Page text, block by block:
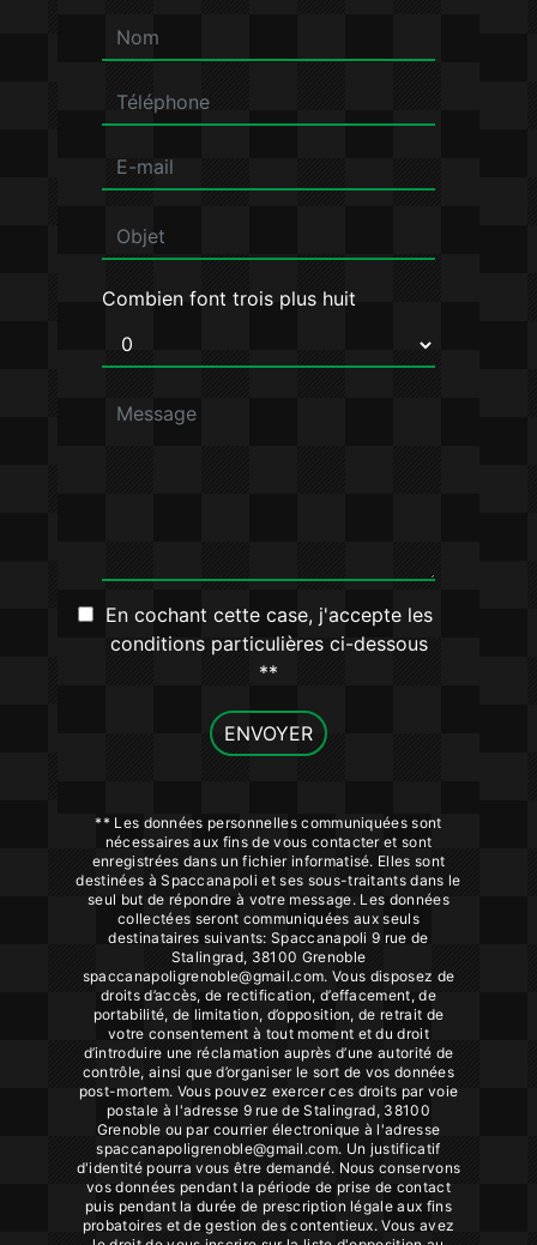
Combien font trois plus huit
En cochant cette case, j'accepte les
conditions particulières ci-dessous
**
ENVOYER
** Les données personnelles communiquées sont
nécessaires aux fins de vous contacter et sont
enregistrées dans un fichier informatisé. Elles sont
destinées à Spaccanapoli et ses sous-traitants dans le
seul but de répondre à votre message. Les données
collectées seront communiquées aux seuls
destinataires suivants: Spaccanapoli 9 rue de
Stalingrad, 38100 Grenoble
spaccanapoligrenoble@gmail.com. Vous disposez de
droits d’accès, de rectification, d’effacement, de
portabilité, de limitation, d’opposition, de retrait de
votre consentement à tout moment et du droit
d’introduire une réclamation auprès d’une autorité de
contrôle, ainsi que d’organiser le sort de vos données
post-mortem. Vous pouvez exercer ces droits par voie
postale à l'adresse 9 rue de Stalingrad, 38100
Grenoble ou par courrier électronique à l'adresse
spaccanapoligrenoble@gmail.com. Un justificatif
d'identité pourra vous être demandé. Nous conservons
vos données pendant la période de prise de contact
puis pendant la durée de prescription légale aux fins
probatoires et de gestion des contentieux. Vous avez